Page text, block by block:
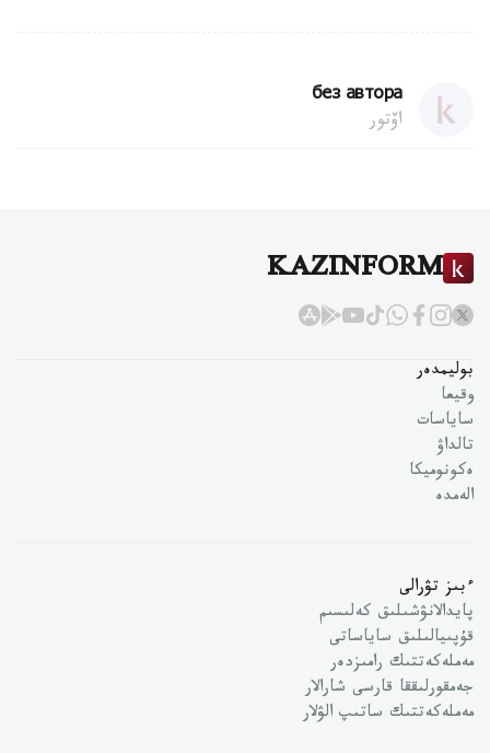
без автора
اۆتور
KAZINFORM
بوليمدەر
وقيعا
ساياسات
تالداۋ
ەكونوميكا
الەمدە
ءبىز تۋرالى
پايدالانۋشىلىق كەلىسىم
قۇپىيالىلىق ساياساتى
مەملەكەتتىك رامىزدەر
جەمقورلىققا قارسى شارالار
مەملەكەتتىك ساتىپ الۋلار